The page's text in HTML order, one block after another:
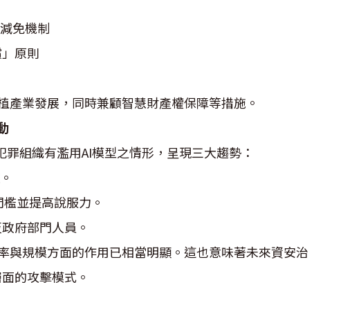
免機制
原則
業發展，同時兼顧智慧財產權保障等措施。
組織有濫用AI模型之情形，呈現三大趨勢：
並提高說服力。
府部門人員。
規模方面的作用已相當明顯。這也意味著未來資安治
的攻擊模式。